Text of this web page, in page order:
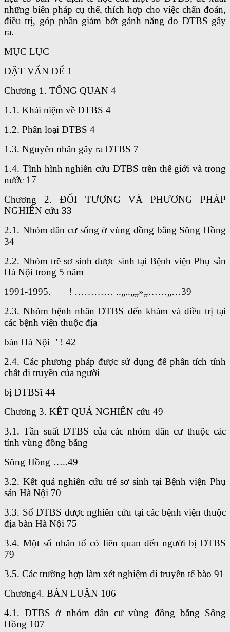
những biên pháp cụ thể, thích hợp cho việc chẩn đoán,
điều trị, góp phần giảm bớt gánh năng do DTBS gây
ra.
MỤC LỤC
ĐẶT VẤN ĐỂ 1
Chương 1. TỔNG QUAN 4
1.1. Khái niệm về DTBS 4
1.2. Phân loại DTBS 4
1.3. Nguyên nhân gây ra DTBS 7
1.4. Tình hình nghiên cứu DTBS trên thế giới và trong
nước 17
Chương 2. ĐỐI TƯỢNG VÀ PHƯƠNG PHÁP
NGHIÊN cứu 33
2.1. Nhóm dân cư sổng ờ vùng đồng bằng Sông Hồng
34
2.2. Nhóm trê sơ sinh được sinh tại Bệnh viện Phụ sản
Hà Nội trong 5 năm
1991-1995. ! ………… ..„..„„»„……„…39
2.3. Nhóm bệnh nhân DTBS đến khám và điều trị tại
các bệnh viện thuộc địa
bàn Hà Nội ’ ! 42
2.4. Các phương pháp được sử dụng để phân tích tính
chất di truyền của người
bị DTBSĩ 44
Chương 3. KẾT QUẢ NGHIÊN cứu 49
3.1. Tần suất DTBS của các nhóm dân cư thuộc các
tỉnh vùng đồng bằng
Sông Hồng …..49
3.2. Kết quả nghiên cứu trẻ sơ sinh tại Bệnh viện Phụ
sản Hà Nội 70
3.3. Số DTBS được nghiên cứu tại các bệnh viện thuộc
địa bàn Hà Nội 75
3.4. Một số nhân tố có liên quan đến người bị DTBS
79
3.5. Các trường hợp làm xét nghiệm di truyền tế bào 91
Chương4. BÀN LUẬN 106
4.1. DTBS ở nhóm dân cư vùng đồng bằng Sông
Hồng 107